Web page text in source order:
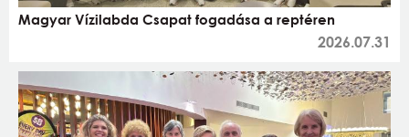
Magyar Vízilabda Csapat fogadása a reptéren
2026.07.31